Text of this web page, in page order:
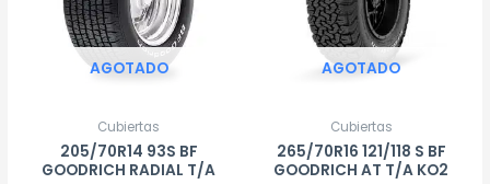
AGOTADO
Cubiertas
205/70R14 93S BF
GOODRICH RADIAL T/A
AGOTADO
Cubiertas
265/70R16 121/118 S BF
GOODRICH AT T/A KO2